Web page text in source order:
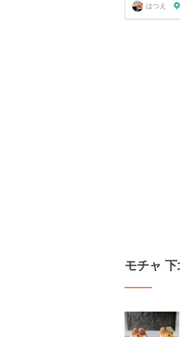
はつえ
モチャ